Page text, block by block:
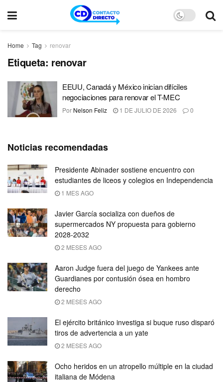
Home Tag renovar
Etiqueta: renovar
EEUU, Canadá y México inician difíciles
negociaciones para renovar el T-MEC
Por Nelson Feliz 1 DE JULIO DE 2026 0
Noticias recomendadas
Presidente Abinader sostiene encuentro con
estudiantes de liceos y colegios en Independencia
1 MES AGO
Javier García socializa con dueños de
supermercados NY propuesta para gobierno
2028-2032
2 MESES AGO
Aaron Judge fuera del juego de Yankees ante
Guardianes por contusión ósea en hombro
derecho
2 MESES AGO
El ejército británico investiga si buque ruso disparó
tiros de advertencia a un yate
2 MESES AGO
Ocho heridos en un atropello múltiple en la ciudad
italiana de Módena